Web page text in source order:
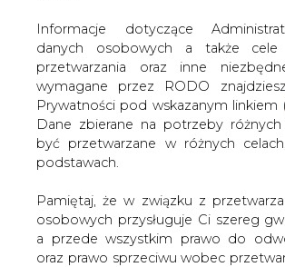
Informacje dotyczące
danych osobowych a także
przetwarzania oraz inne
wymagane przez RODO
Prywatności pod wskazanym linkiem
Dane zbierane na potrzeby
być przetwarzane w różnych
podstawach.
Pamiętaj, że w związku z
osobowych przysługuje Ci szereg
a przede wszystkim prawo do
oraz prawo sprzeciwu wobec
udostępnij